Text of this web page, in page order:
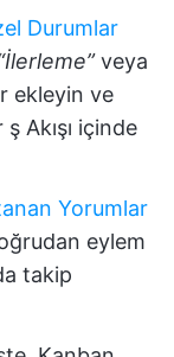
Durumlar
veya
ekleyin ve
Akışı içinde
Yorumlar
eylem
takip